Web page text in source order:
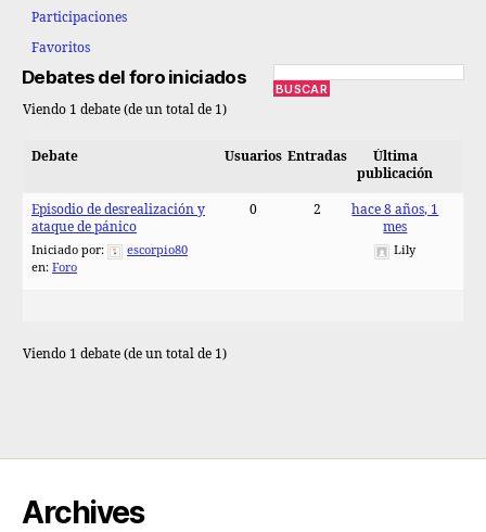
Participaciones
Favoritos
Debates del foro iniciados
Viendo 1 debate (de un total de 1)
Debate Usuarios Entradas
Última
publicación
Episodio de desrealización y
ataque de pánico
Iniciado por:
escorpio80
en: Foro
0 2
hace 8 años, 1
mes
Lily
Viendo 1 debate (de un total de 1)
Archives